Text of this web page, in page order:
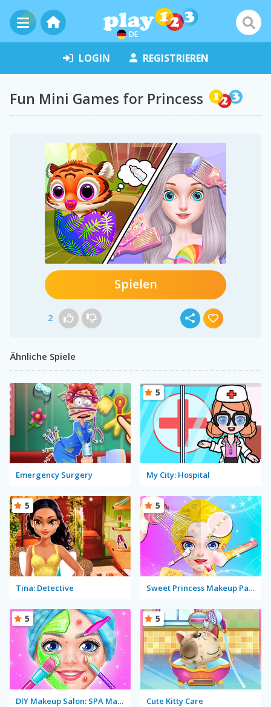
DE
LOGIN REGISTRIEREN
Fun Mini Games for Princess
Spielen
2
Ähnliche Spiele
Emergency Surgery My City: Hospital
5
Tina: Detective
5
Sweet Princess Makeup Party
5
DIY Makeup Salon: SPA Makeover Studio
5
Cute Kitty Care
5